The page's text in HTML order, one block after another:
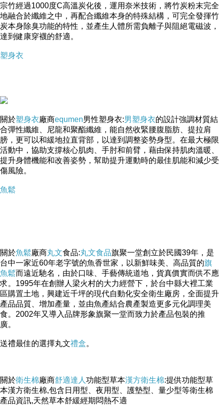
宗竹經過1000度C高溫炭化後，運用奈米技術，將竹炭粉末完全
地融合於纖維之中，再配合纖維本身的特殊結構，可完全發揮竹
炭本身除臭功能的特性，並產生人體所需負離子與阻絕電磁波，
達到健康穿襪的舒適。
塑身衣
關於塑身衣廠商equmen男性塑身衣:男塑身衣的設計強調材質結
合彈性纖維、尼龍和聚酯纖維，能自然收緊腰腹脂肪、提拉肩
膀，更可以和緩地拉直背部，以達到調整姿勢身型。在最大極限
活動中，協助支撐核心肌肉、手肘和前臂，藉由保持肌肉溫暖、
提升身體機能和改善姿勢，幫助提升運動時的最佳肌能和減少受
傷風險。
魚鬆
關於魚鬆廠商丸文食品:丸文食品旗聚一堂創立於民國39年，是
台中一家近60年老字號的魚香世家，以新鮮味美、高品質的旗
魚鬆而遠近馳名，由於口味、手藝傳統道地，貨真價實而供不應
求。1995年在創辦人梁火村的大力經營下，於台中縣大裡工業
區購置土地，興建近千坪的現代自動化安全衛生廠房，全面提升
產品品質、增加產量，並由魚產結合農產製造更多元化調理美
食。2002年又導入品牌形象旗聚一堂而致力於產品包裝的推
廣。
送禮最佳的選擇丸文禮盒。
關於衛生棉廠商舒適達人 功能型草本漢方衛生棉:提供功能型草
本漢方衛生棉,包含日用型、夜用型、護墊型、量少型等衛生棉
產品資訊,天然草本舒緩經期悶熱不適